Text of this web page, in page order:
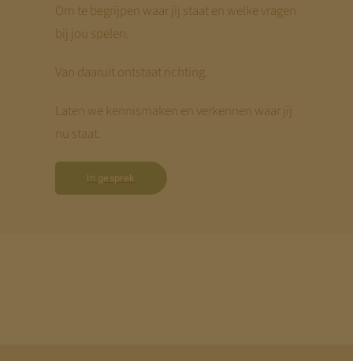
Om te begrijpen waar jij staat en welke vragen
bij jou spelen.
Van daaruit ontstaat richting.
Laten we kennismaken en verkennen waar jij
nu staat.
In gesprek